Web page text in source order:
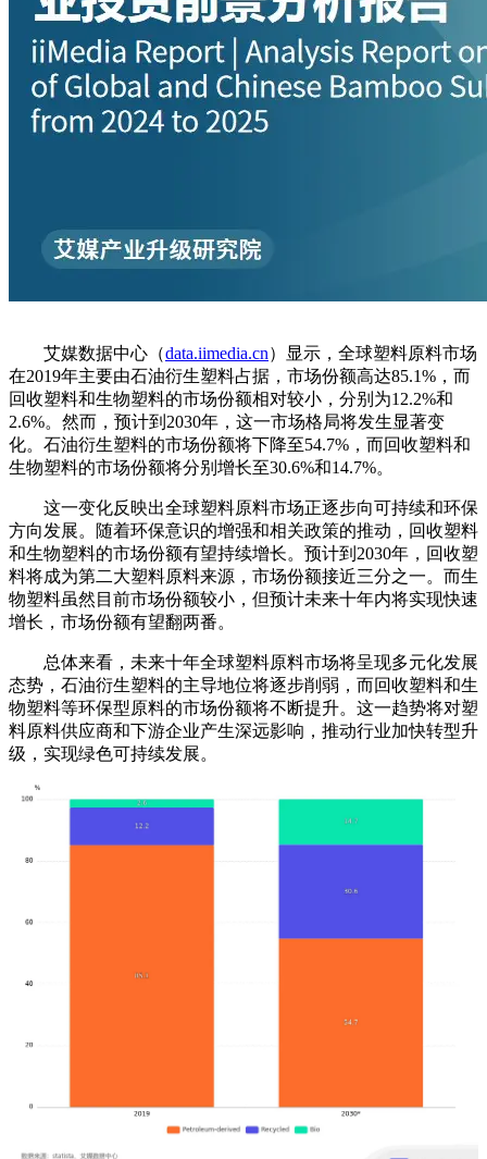
艾媒数据中心（data.iimedia.cn）显示，全球塑料原料市场
在2019年主要由石油衍生塑料占据，市场份额高达85.1%，而
回收塑料和生物塑料的市场份额相对较小，分别为12.2%和
2.6%。然而，预计到2030年，这一市场格局将发生显著变
化。石油衍生塑料的市场份额将下降至54.7%，而回收塑料和
生物塑料的市场份额将分别增长至30.6%和14.7%。
这一变化反映出全球塑料原料市场正逐步向可持续和环保
方向发展。随着环保意识的增强和相关政策的推动，回收塑料
和生物塑料的市场份额有望持续增长。预计到2030年，回收塑
料将成为第二大塑料原料来源，市场份额接近三分之一。而生
物塑料虽然目前市场份额较小，但预计未来十年内将实现快速
增长，市场份额有望翻两番。
总体来看，未来十年全球塑料原料市场将呈现多元化发展
态势，石油衍生塑料的主导地位将逐步削弱，而回收塑料和生
物塑料等环保型原料的市场份额将不断提升。这一趋势将对塑
料原料供应商和下游企业产生深远影响，推动行业加快转型升
级，实现绿色可持续发展。